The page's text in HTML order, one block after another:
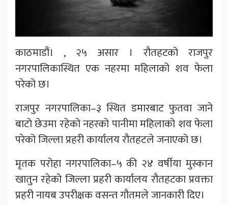
काठमाडौं। , २५ असार । रौतहटको राजपुर
नगरपालिकास्थित एक नहरमा महिलाको शव फेला
परेको छ।
राजपुर नगरपालिका–३ स्थित डमारबाट फुतवा जाने
बाटो छेउमा रहेको नहरको पानीमा महिलाको शव फेला
परेको जिल्ला प्रहरी कार्यालय रौतहटले जनाएको छ।
मृतक परोहा नगरपालिका–५ की २४ वर्षीया मुस्कान
खातुन रहेको जिल्ला प्रहरी कार्यालय रौतहटका प्रवक्ता
प्रहरी नायब उपरीक्षक वसन्त गौतमले जानकारी दिए।